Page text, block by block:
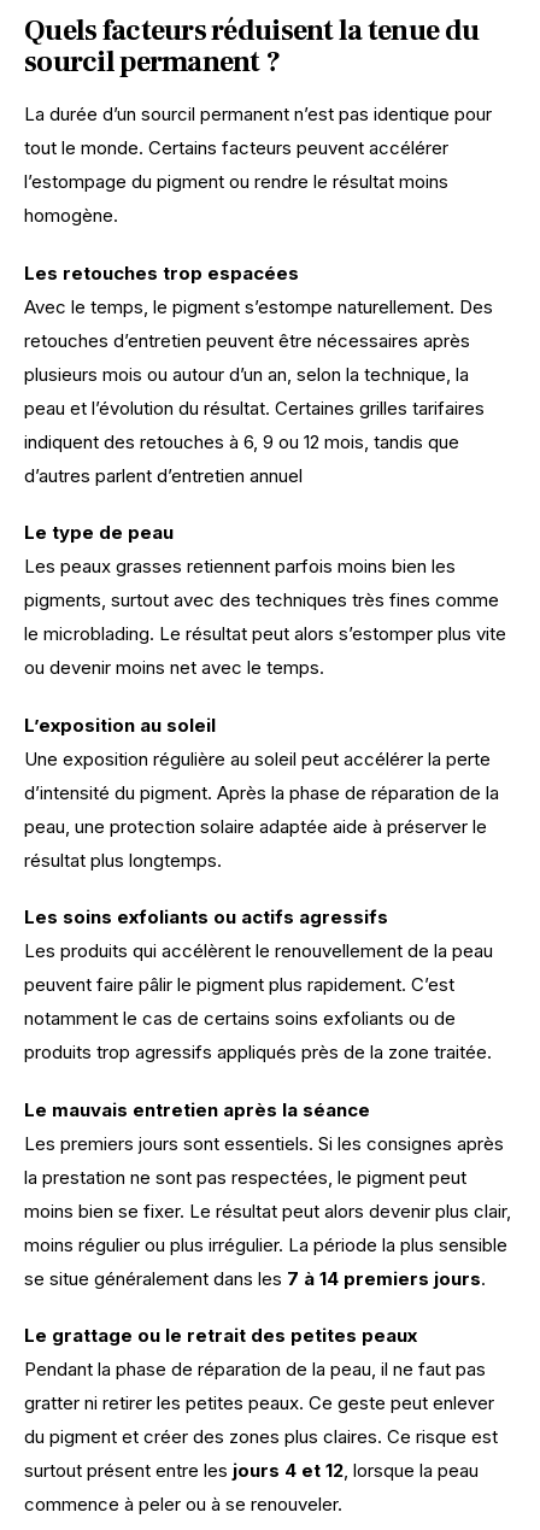
Quels facteurs réduisent la tenue du
sourcil permanent ?
La durée d’un sourcil permanent n’est pas identique pour
tout le monde. Certains facteurs peuvent accélérer
l’estompage du pigment ou rendre le résultat moins
homogène.
Les retouches trop espacées
Avec le temps, le pigment s’estompe naturellement. Des
retouches d’entretien peuvent être nécessaires après
plusieurs mois ou autour d’un an, selon la technique, la
peau et l’évolution du résultat. Certaines grilles tarifaires
indiquent des retouches à 6, 9 ou 12 mois, tandis que
d’autres parlent d’entretien annuel
Le type de peau
Les peaux grasses retiennent parfois moins bien les
pigments, surtout avec des techniques très fines comme
le microblading. Le résultat peut alors s’estomper plus vite
ou devenir moins net avec le temps.
L’exposition au soleil
Une exposition régulière au soleil peut accélérer la perte
d’intensité du pigment. Après la phase de réparation de la
peau, une protection solaire adaptée aide à préserver le
résultat plus longtemps.
Les soins exfoliants ou actifs agressifs
Les produits qui accélèrent le renouvellement de la peau
peuvent faire pâlir le pigment plus rapidement. C’est
notamment le cas de certains soins exfoliants ou de
produits trop agressifs appliqués près de la zone traitée.
Le mauvais entretien après la séance
Les premiers jours sont essentiels. Si les consignes après
la prestation ne sont pas respectées, le pigment peut
moins bien se fixer. Le résultat peut alors devenir plus clair,
moins régulier ou plus irrégulier. La période la plus sensible
se situe généralement dans les 7 à 14 premiers jours.
Le grattage ou le retrait des petites peaux
Pendant la phase de réparation de la peau, il ne faut pas
gratter ni retirer les petites peaux. Ce geste peut enlever
du pigment et créer des zones plus claires. Ce risque est
surtout présent entre les jours 4 et 12, lorsque la peau
commence à peler ou à se renouveler.